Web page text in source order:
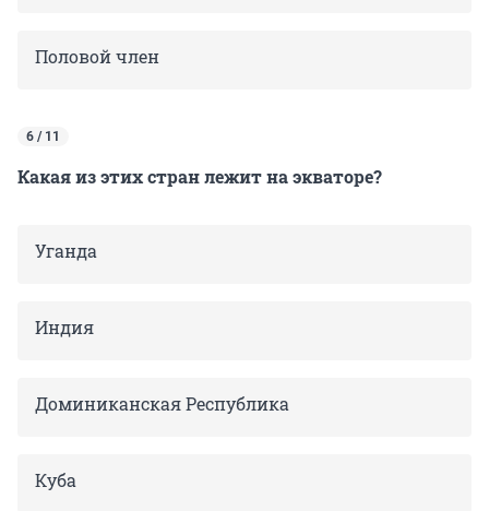
Половой член
6 / 11
Какая из этих стран лежит на экваторе?
Уганда
Индия
Доминиканская Республика
Куба